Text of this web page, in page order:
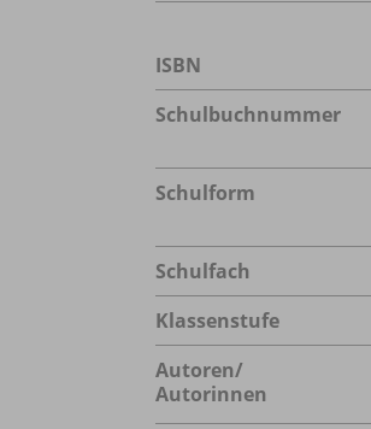
ISBN
Schulbuchnummer
Schulform
Schulfach
Klassenstufe
Autoren/
Autorinnen